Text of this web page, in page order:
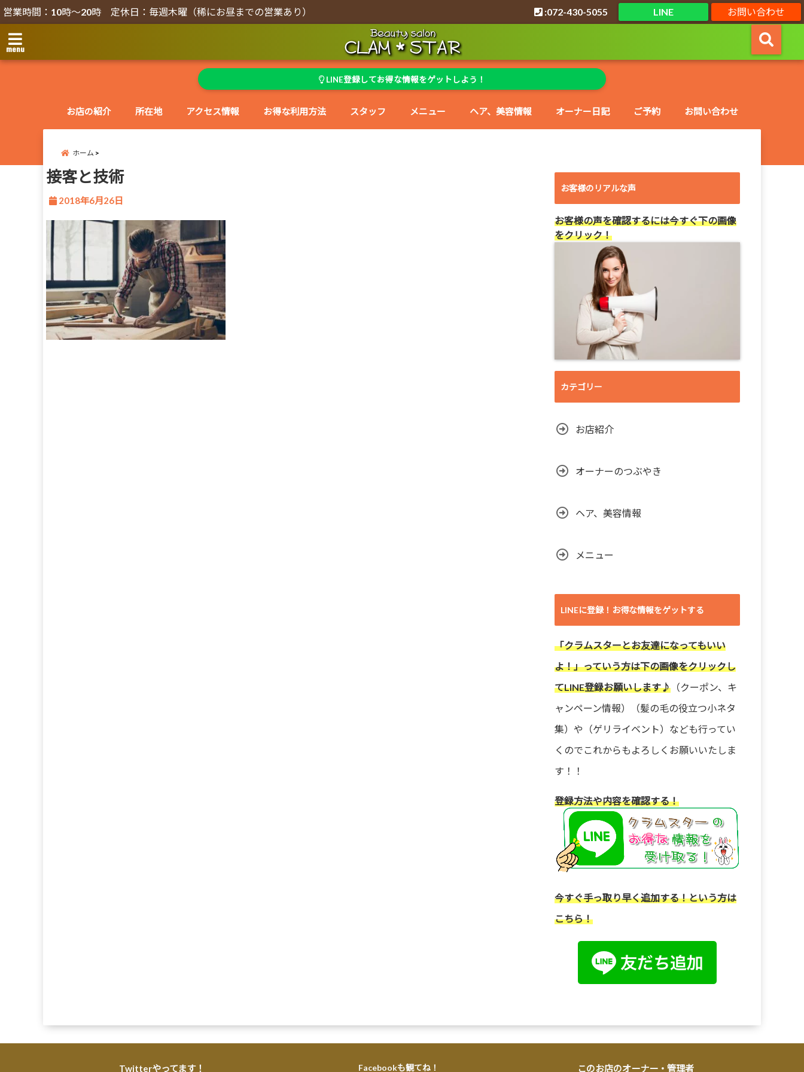
営業時間：10時～20時 定休日：毎週木曜（稀にお昼までの営業あり） お問い合わせ
LINE
:072-430-5055
menu
LINE登録してお得な情報をゲットしよう！
お店の紹介 所在地 アクセス情報 お得な利用方法 スタッフ メニュー ヘア、美容情報 オーナー日記 ご予約 お問い合わせ
ホーム
接客と技術
2018年6月26日
お客様のリアルな声
お客様の声を確認するには今すぐ下の画像
をクリック！
カテゴリー
お店紹介
オーナーのつぶやき
ヘア、美容情報
メニュー
LINEに登録！お得な情報をゲットする
「クラムスターとお友達になってもいい
よ！」っていう方は下の画像をクリックし
てLINE登録お願いします♪ （クーポン、キ
ャンペーン情報）（髪の毛の役立つ小ネタ
集）や（ゲリライベント）なども行ってい
くのでこれからもよろしくお願いいたしま
す！！
登録方法や内容を確認する！
今すぐ手っ取り早く追加する！という方は
こちら！
Twitterやってます！ Facebookも観てね！ このお店のオーナー・管理者